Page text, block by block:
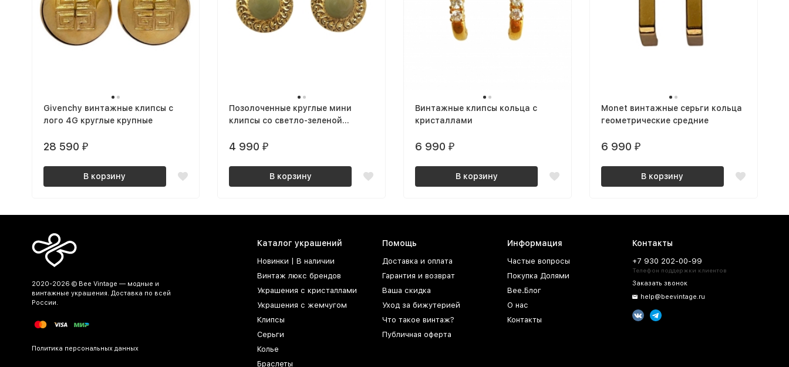
Givenchy винтажные клипсы с
лого 4G круглые крупные
28 590 ₽
В корзину
Позолоченные круглые мини
клипсы со светло-зеленой
4 990 ₽
В корзину
Винтажные клипсы кольца с
кристаллами
6 990 ₽
В корзину
Monet винтажные серьги кольца
геометрические средние
6 990 ₽
В корзину
2020-2026 © Bee Vintage — модные и
винтажные украшения. Доставка по всей
России.
Политика персональных данных
Каталог украшений
Новинки | В наличии
Винтаж люкс брендов
Украшения с кристаллами
Украшения с жемчугом
Клипсы
Серьги
Колье
Браслеты
Помощь
Доставка и оплата
Гарантия и возврат
Ваша скидка
Уход за бижутерией
Что такое винтаж?
Публичная оферта
Информация
Частые вопросы
Покупка Долями
Bee.Блог
О нас
Контакты
Контакты
+7 930 202-00-99
Телефон поддержки клиентов
Заказать звонок
help@beevintage.ru